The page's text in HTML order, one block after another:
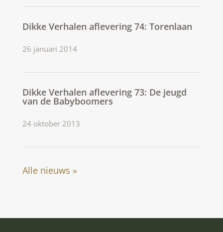
Dikke Verhalen aflevering 74: Torenlaan
26 januari 2014
Dikke Verhalen aflevering 73: De jeugd
van de Babyboomers
24 oktober 2013
Alle nieuws »